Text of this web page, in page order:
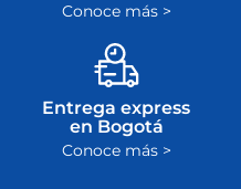
Conoce más >
Entrega express
en Bogotá
Conoce más >